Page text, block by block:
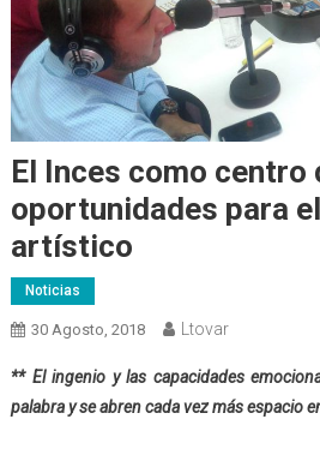
El Inces como centro
oportunidades para
artístico
Noticias
30 Agosto, 2018 Ltovar
** El ingenio y las capacidades
palabra y se abren cada vez más espacio